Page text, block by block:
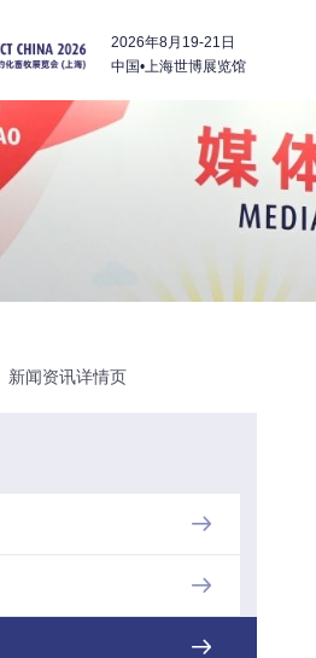
2026年8月19-21日
中国•上海世博展览馆
新闻资讯详情页


